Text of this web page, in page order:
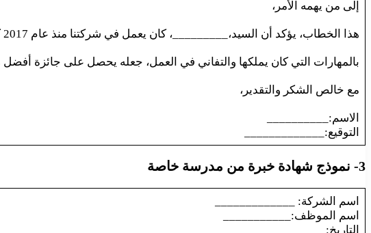
إلى من يهمه الأمر،
هذا الخطاب، يؤكد أن السيد،_________، كان يعمل في شركتنا منذ عام 2017 كمساعد مدير علاقات. خلال هذه الفترة ، أثبت أنه شخص مهذب ، ومتفاني ، ومجتهد.
بالمهارات التي كان يملكها والتفاني في العمل، جعله يحصل على جائزة
مع خالص الشكر والتقدير،
الاسم:__________
التوقيع:_____________
3- نموذج شهادة خبرة من مدرسة خاصة
اسم الشركة: _____________
اسم الموظف:___________
التاريخ:_________________